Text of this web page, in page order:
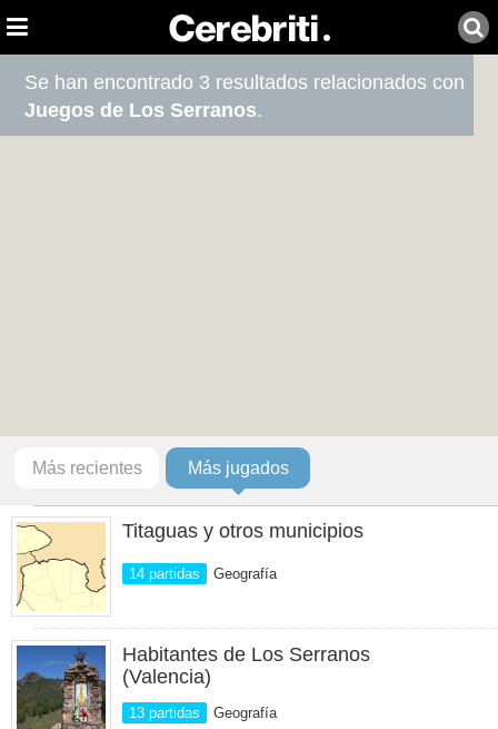
Se han encontrado 3 resultados relacionados con
Juegos de Los Serranos.
Más recientes Más jugados
Titaguas y otros municipios
14 partidas Geografía
Habitantes de Los Serranos
(Valencia)
13 partidas Geografía